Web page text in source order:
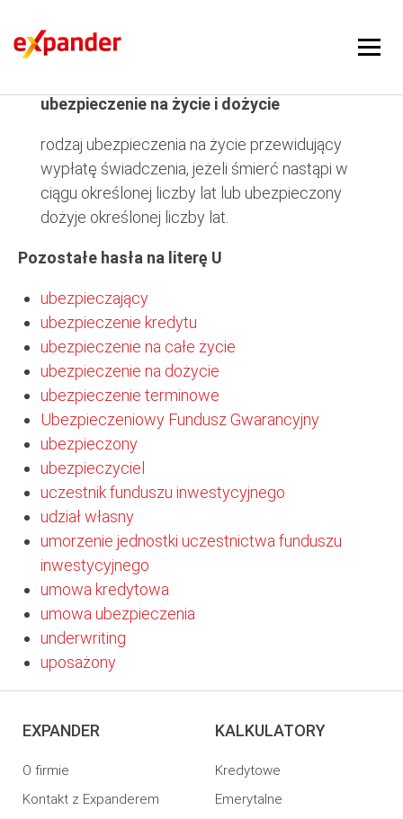
ubezpieczenie na życie i dożycie
rodzaj ubezpieczenia na życie przewidujący
wypłatę świadczenia, jeżeli śmierć nastąpi w
ciągu określonej liczby lat lub ubezpieczony
dożyje określonej liczby lat.
Pozostałe hasła na literę U
ubezpieczający
ubezpieczenie kredytu
ubezpieczenie na całe życie
ubezpieczenie na dożycie
ubezpieczenie terminowe
Ubezpieczeniowy Fundusz Gwarancyjny
ubezpieczony
ubezpieczyciel
uczestnik funduszu inwestycyjnego
udział własny
umorzenie jednostki uczestnictwa funduszu
inwestycyjnego
umowa kredytowa
umowa ubezpieczenia
underwriting
uposażony
EXPANDER
O firmie
Kontakt z Expanderem
KALKULATORY
Kredytowe
Emerytalne